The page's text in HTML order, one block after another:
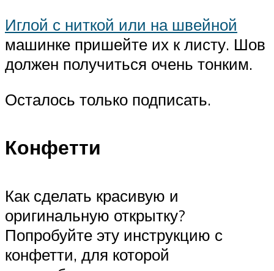
Иглой с ниткой или на швейной
машинке пришейте их к листу. Шов
должен получиться очень тонким.
Осталось только подписать.
Конфетти
Как сделать красивую и
оригинальную открытку?
Попробуйте эту инструкцию с
конфетти, для которой